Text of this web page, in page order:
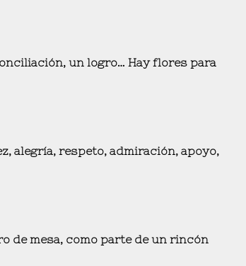
un logro… Hay flores para
alegría, respeto, admiración, apoyo,
de mesa, como parte de un rincón